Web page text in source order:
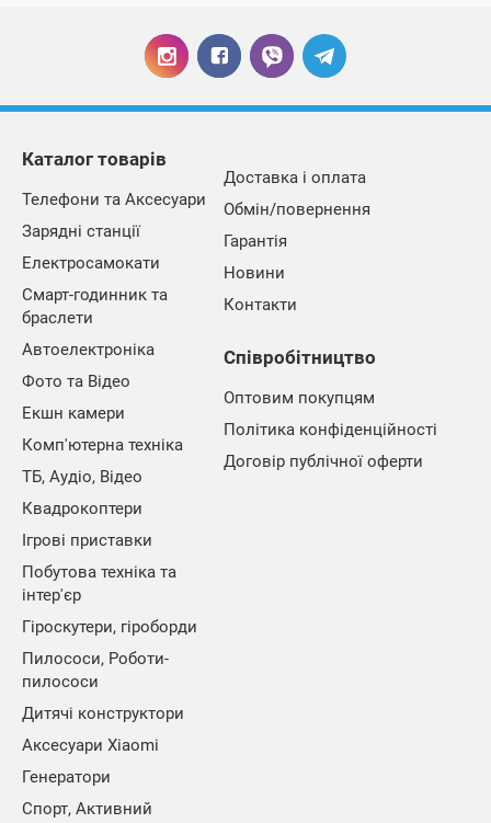
Каталог товарів
Телефони та Аксесуари
Зарядні станції
Електросамокати
Смарт-годинник та
браслети
Автоелектроніка
Фото та Відео
Екшн камери
Комп'ютерна техніка
ТБ, Аудіо, Відео
Квадрокоптери
Ігрові приставки
Побутова техніка та
інтер'єр
Гіроскутери, гіроборди
Пилососи, Роботи-
пилососи
Дитячі конструктори
Аксесуари Xiaomi
Генератори
Спорт, Активний
Доставка і оплата
Обмін/повернення
Гарантія
Новини
Контакти
Співробітництво
Оптовим покупцям
Політика конфіденційності
Договір публічної оферти